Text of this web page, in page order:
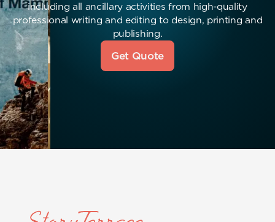
including all ancillary activities from high-quality
professional writing and editing to design, printing and
publishing.
Get Quote